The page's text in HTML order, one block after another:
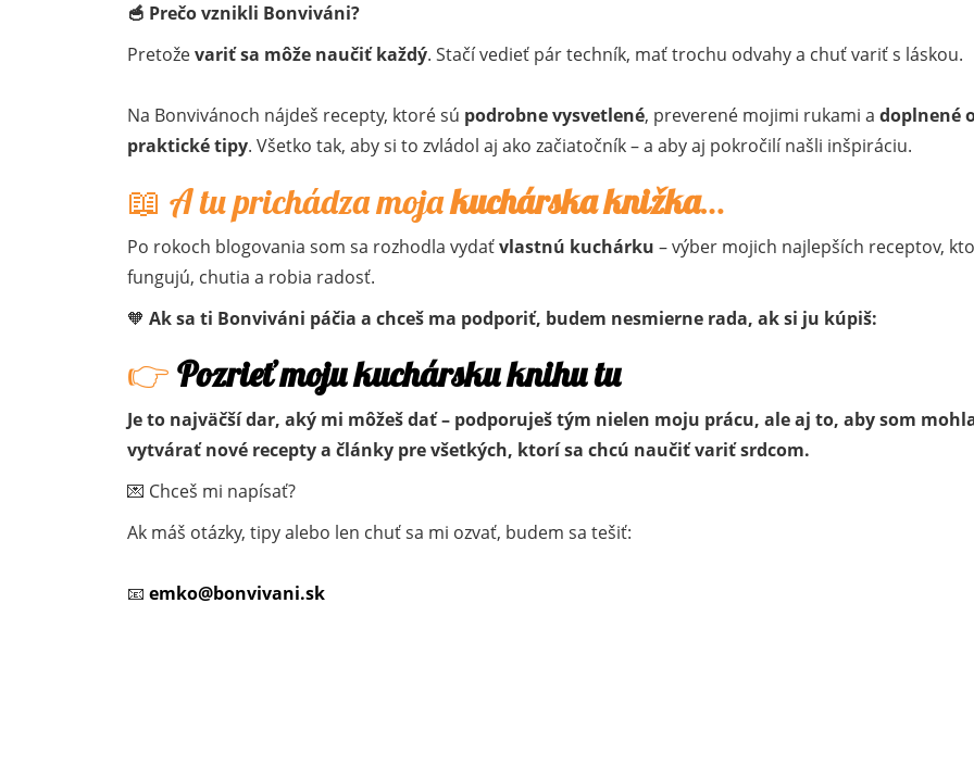
🥣 Prečo vznikli Bonviváni?
Pretoževariť sa môže naučiť každý. Stačí vedieť pár techník, mať trochu odvahy a chuť variť s láskou.
Na Bonvivánoch nájdeš recepty, ktoré sú podrobne vysvetlené, preverené mojimi rukami a doplnené
praktické tipy. Všetko tak, aby si to zvládol aj ako začiatočník – a aby aj pokročilí našli inšpiráciu.
📖 A tu prichádza mojakuchárska knižka…
Po rokoch blogovania som sa rozhodla vydaťvlastnú kuchárku – výber mojich najlepších receptov,
fungujú, chutia a robia radosť.
🧡 Ak sa ti Bonviváni páčia a chceš ma podporiť, budem nesmierne rada, ak si ju kúpiš:
👉 Pozrieť moju kuchársku knihu tu
Je to najväčší dar, aký mi môžeš dať – podporuješ tým nielen moju prácu, ale aj to, aby som
vytvárať nové recepty a články pre všetkých, ktorí sa chcú naučiť variť srdcom.
💌 Chceš mi napísať?
Ak máš otázky, tipy alebo len chuť sa mi ozvať, budem sa tešiť:
📧 emko@bonvivani.sk